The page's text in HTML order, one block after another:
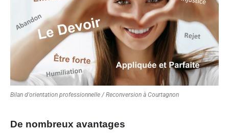
Bilan d'orientation professionnelle / Reconversion à Courtagnon
De nombreux avantages